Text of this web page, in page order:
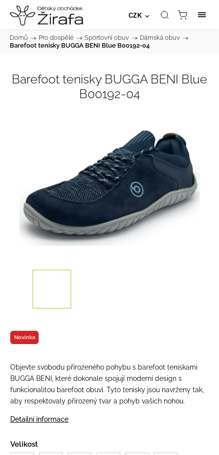
CZK
Domů / Pro dospělé / Sportovní obuv / Dámská obuv /
Barefoot tenisky BUGGA BENI Blue B00192-04
Barefoot tenisky BUGGA BENI Blue
B00192-04
Novinka
Objevte svobodu přirozeného pohybu s barefoot teniskami
BUGGA BENI, které dokonale spojují moderní design s
funkcionalitou barefoot obuvi. Tyto tenisky jsou navrženy tak,
aby respektovaly přirozený tvar a pohyb vašich nohou.
Detailní informace
Velikost